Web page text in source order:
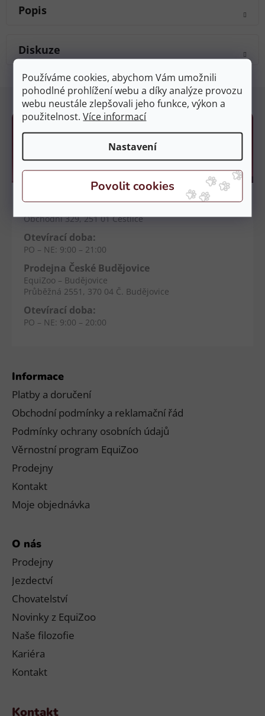
Používáme cookies, abychom Vám umožnili
pohodlné prohlížení webu a díky analýze provozu
webu neustále zlepšovali jeho funkce, výkon a
použitelnost.Více informací
Nastavení
Popis
Diskuze
Informace
Platby a doručení
Obchodní podmínky a reklamační řád
Podmínky ochrany osobních údajů
Věrnostní program EquiZoo
Prodejny
Kontakt
Moje objednávka
O nás
Prodejny
Jezdectví
Chovatelství
Novinky z EquiZoo
Naše filozofie
Kariéra
Kontakt
Kontakt
Kamenné prodejny
Obchodní 329, 251 01 Čestlice
Otevírací doba:
PO – NE: 9:00 – 21:00
Prodejna České Budějovice
EquiZoo – Budějovice
Průběžná 2551, 370 04 Č. Budějovice
Otevírací doba:
PO – NE: 9:00 – 20:00